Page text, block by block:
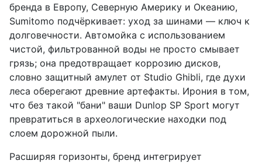
бренда в Европу, Северную Америку и Океанию,
Sumitomo подчёркивает: уход за шинами — ключ к
долговечности. Автомойка с использованием
чистой, фильтрованной воды не просто смывает
грязь; она предотвращает коррозию дисков,
словно защитный амулет от Studio Ghibli, где духи
леса оберегают древние артефакты. Ирония в том,
что без такой "бани" ваши Dunlop SP Sport могут
превратиться в археологические находки под
слоем дорожной пыли.
Расширяя горизонты, бренд интегрирует